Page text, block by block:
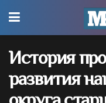
История
развития